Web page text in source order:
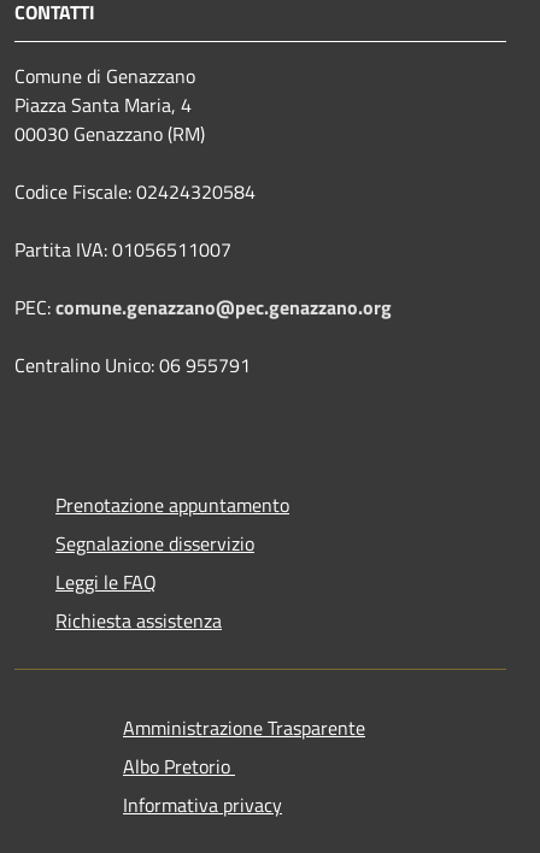
CONTATTI
Comune di Genazzano
Piazza Santa Maria, 4
00030 Genazzano (RM)
Codice Fiscale: 02424320584
Partita IVA: 01056511007
PEC:comune.genazzano@pec.genazzano.org
Centralino Unico: 06 955791
Prenotazione appuntamento
Segnalazione disservizio
Leggi le FAQ
Richiesta assistenza
Amministrazione Trasparente
Albo Pretorio
Informativa privacy